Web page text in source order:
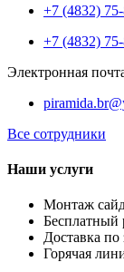
+7 (4832)
+7 (4832)
Электронная
Все сотрудники
Наши услуги
Монтаж
Бесплатный
Доставка по
Горячая